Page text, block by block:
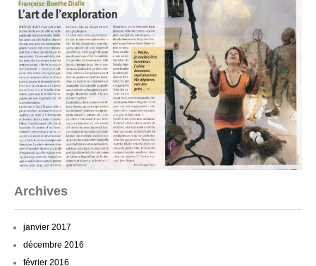
Archives
janvier 2017
décembre 2016
février 2016